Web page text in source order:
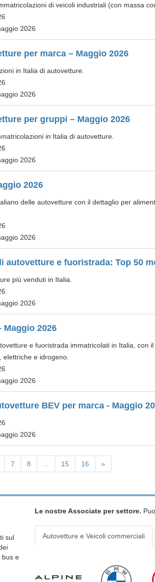
di veicoli industriali (con massa
2026
per marca – Maggio 2026
in Italia di autovetture.
2026
per gruppi – Maggio 2026
in Italia di autovetture.
2026
2026
delle autovetture con il dettaglio per
2026
autovetture e fuoristrada: Top 50
più venduti in Italia.
2026
Maggio 2026
e fuoristrada immatricolati in Italia, con
e idrogeno.
2026
BEV per marca - Maggio
2026
7 8 15 16 »
sul
bus e
Le nostre Associate per settore.
Autovetture e Veicoli commerciali